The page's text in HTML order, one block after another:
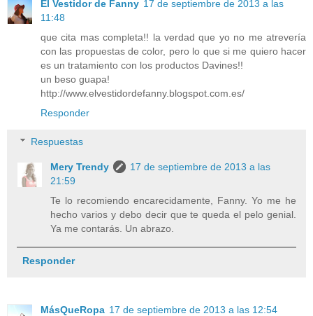
El Vestidor de Fanny 17 de septiembre de 2013 a las
11:48
que cita mas completa!! la verdad que yo no me atrevería
con las propuestas de color, pero lo que si me quiero hacer
es un tratamiento con los productos Davines!!
un beso guapa!
http://www.elvestidordefanny.blogspot.com.es/
Responder
Respuestas
Mery Trendy
17 de septiembre de 2013 a las
21:59
Te lo recomiendo encarecidamente, Fanny. Yo me he
hecho varios y debo decir que te queda el pelo genial.
Ya me contarás. Un abrazo.
Responder
MásQueRopa 17 de septiembre de 2013 a las 12:54